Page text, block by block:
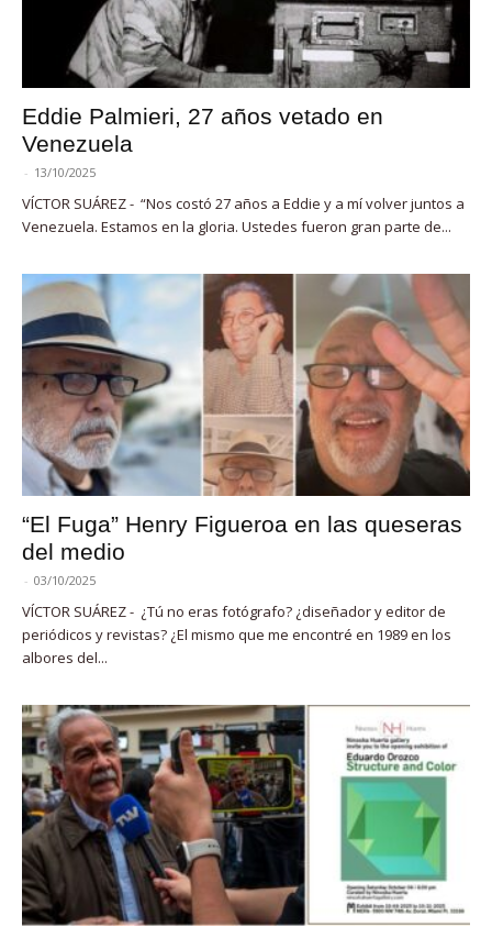
Eddie Palmieri, 27 años vetado en
Venezuela
- 13/10/2025
VÍCTOR SUÁREZ - “Nos costó 27 años a Eddie y a mí volver juntos a
Venezuela. Estamos en la gloria. Ustedes fueron gran parte de...
“El Fuga” Henry Figueroa en las queseras
del medio
- 03/10/2025
VÍCTOR SUÁREZ - ¿Tú no eras fotógrafo? ¿diseñador y editor de
periódicos y revistas? ¿El mismo que me encontré en 1989 en los
albores del...